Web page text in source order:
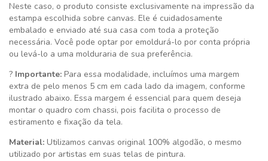
Neste caso, o produto consiste exclusivamente na impressão da
estampa escolhida sobre canvas. Ele é cuidadosamente
embalado e enviado até sua casa com toda a proteção
necessária. Você pode optar por emoldurá-lo por conta própria
ou levá-lo a uma molduraria de sua preferência.
? Importante: Para essa modalidade, incluímos uma margem
extra de pelo menos 5 cm em cada lado da imagem, conforme
ilustrado abaixo. Essa margem é essencial para quem deseja
montar o quadro com chassi, pois facilita o processo de
estiramento e fixação da tela.
Material: Utilizamos canvas original 100% algodão, o mesmo
utilizado por artistas em suas telas de pintura.